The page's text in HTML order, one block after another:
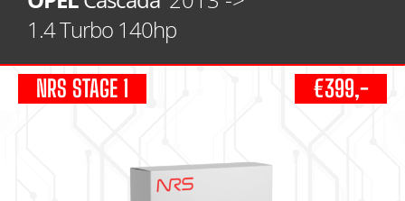
1.4 Turbo 140hp
NRS STAGE 1 €399,-